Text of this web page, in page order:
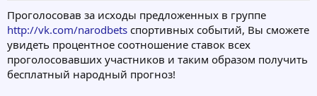
а
Проголосовав за исходы предложенных в группе
http://vk.com/narodbets спортивных событий, Вы сможете
увидеть процентное соотношение ставок всех
проголосовавших участников и таким образом получить
бесплатный народный прогноз!